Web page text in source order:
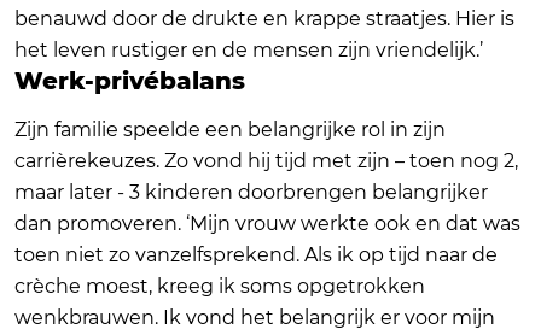
benauwd door de drukte en krappe straatjes. Hier is
het leven rustiger en de mensen zijn vriendelijk.’
Werk-privébalans
Zijn familie speelde een belangrijke rol in zijn
carrièrekeuzes. Zo vond hij tijd met zijn – toen nog 2,
maar later - 3 kinderen doorbrengen belangrijker
dan promoveren. ‘Mijn vrouw werkte ook en dat was
toen niet zo vanzelfsprekend. Als ik op tijd naar de
crèche moest, kreeg ik soms opgetrokken
wenkbrauwen. Ik vond het belangrijk er voor mijn